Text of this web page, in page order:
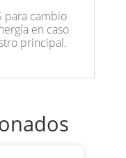
para cambio
en caso
principal.